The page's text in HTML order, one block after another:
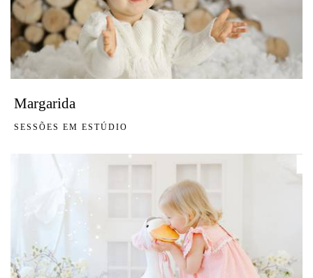
Margarida
SESSÕES EM ESTÚDIO